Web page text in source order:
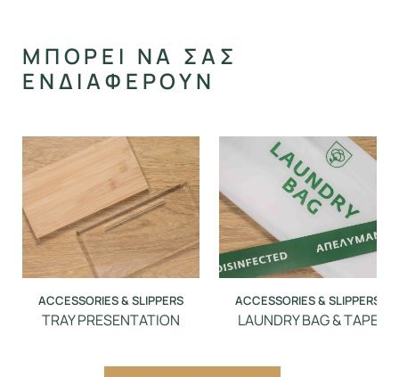
ΜΠΟΡΕΙ ΝΑ ΣΑΣ
ΕΝΔΙΑΦΕΡΟΥΝ
ACCESSORIES & SLIPPERS
TRAY PRESENTATION
ACCESSORIES & SLIPPERS
LAUNDRY BAG & TAPE